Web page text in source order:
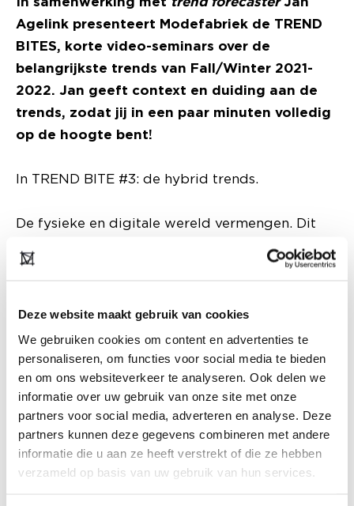
Deze website maakt gebruik van cookies
We gebruiken cookies om content en advertenties te
personaliseren, om functies voor social media te bieden
en om ons websiteverkeer te analyseren. Ook delen we
informatie over uw gebruik van onze site met onze
partners voor social media, adverteren en analyse. Deze
partners kunnen deze gegevens combineren met andere
informatie die u aan ze heeft verstrekt of die ze hebben
verzameld op basis van uw gebruik van hun services.
Agelink presenteert Modefabriek de TREND
BITES, korte video-seminars over de
belangrijkste trends van Fall/Winter 2021-
2022. Jan geeft context en duiding aan de
trends, zodat jij in een paar minuten volledig
op de hoogte bent!
In TREND BITE #3: de hybrid trends.
De fysieke en digitale wereld vermengen. Dit
zorgt voor een speelse en fluïde vormgeving en
nieuwe silhouetten en materialen ontstaan. We
de hybrid hiking sneaker voor je uit.